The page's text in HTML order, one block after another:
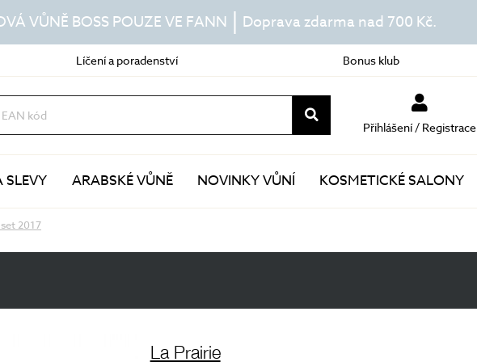
VŮNĚ BOSS POUZE VE FANN | Doprava zdarma nad 700 Kč.
Líčení a poradenství Bonus klub
Přihlášení / Registrace
esence
péče o oční okolí
masky
doplňky stravy
samoopalování
SLEVY ARABSKÉ VŮNĚ NOVINKY VŮNÍ KOSMETICKÉ SALONY
2017
La Prairie